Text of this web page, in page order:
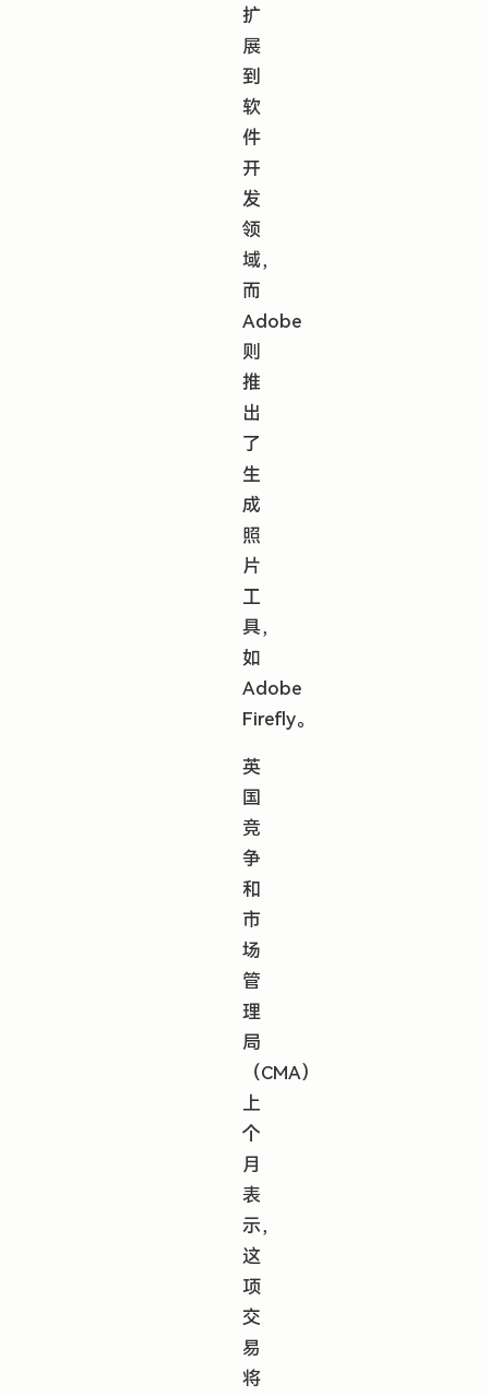
扩
展
到
软
件
开
发
领
域，
而
Adobe
则
推
出
了
生
成
照
片
工
具，
如
Adobe
Firefly。
英
国
竞
争
和
市
场
管
理
局
（CMA）
上
个
月
表
示，
这
项
交
易
将